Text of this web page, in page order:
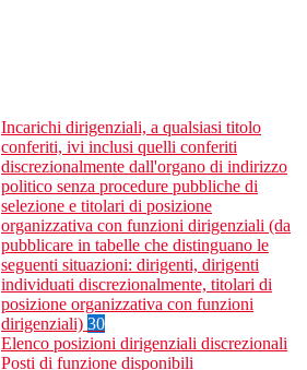
Incarichi dirigenziali, a qualsiasi titolo
conferiti, ivi inclusi quelli conferiti
discrezionalmente dall'organo di indirizzo
politico senza procedure pubbliche di
selezione e titolari di posizione
organizzativa con funzioni dirigenziali (da
pubblicare in tabelle che distinguano le
seguenti situazioni: dirigenti, dirigenti
individuati discrezionalmente, titolari di
posizione organizzativa con funzioni
dirigenziali) 30
Elenco posizioni dirigenziali discrezionali
Posti di funzione disponibili